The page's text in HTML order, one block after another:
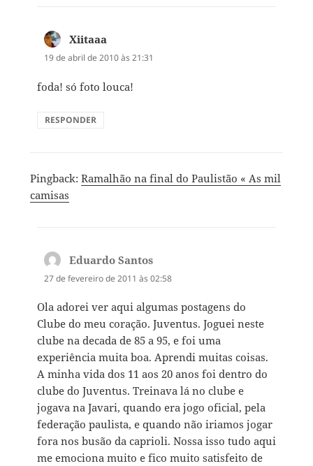
Xiitaaadisse:
19 de abril de 2010 às 21:31
foda! só foto louca!
RESPONDER
Pingback: Ramalhão na final do Paulistão « As mil
camisas
Eduardo Santosdisse:
27 de fevereiro de 2011 às 02:58
Ola adorei ver aqui algumas postagens do
Clube do meu coração. Juventus. Joguei neste
clube na decada de 85 a 95, e foi uma
experiência muita boa. Aprendi muitas coisas.
A minha vida dos 11 aos 20 anos foi dentro do
clube do Juventus. Treinava lá no clube e
jogava na Javari, quando era jogo oficial, pela
federação paulista, e quando não iriamos jogar
fora nos busão da caprioli. Nossa isso tudo aqui
me emociona muito e fico muito satisfeito de